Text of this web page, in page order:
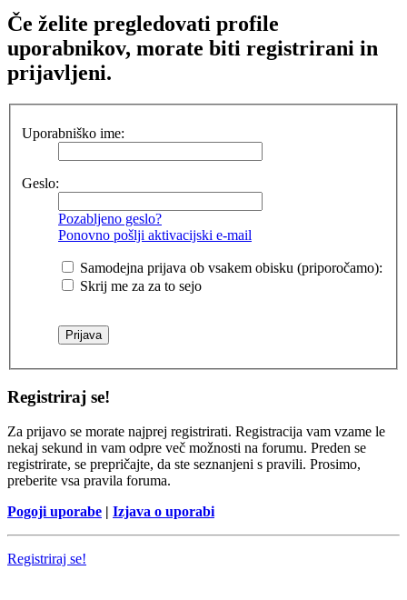
Če želite pregledovati profile
uporabnikov, morate biti registrirani in
prijavljeni.
Uporabniško ime:
Geslo:
Pozabljeno geslo?
Ponovno pošlji aktivacijski e-mail
Samodejna prijava ob vsakem obisku (priporočamo):
Skrij me za za to sejo
Registriraj se!
Za prijavo se morate najprej registrirati. Registracija vam vzame le
nekaj sekund in vam odpre več možnosti na forumu. Preden se
registrirate, se prepričajte, da ste seznanjeni s pravili. Prosimo,
preberite vsa pravila foruma.
Pogoji uporabe | Izjava o uporabi
Registriraj se!